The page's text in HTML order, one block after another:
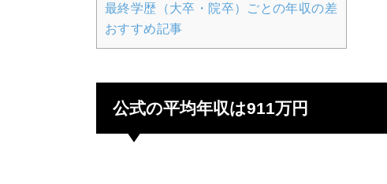
最終学歴（大卒・院卒）ごとの年収の差
おすすめ記事
公式の平均年収は911万円